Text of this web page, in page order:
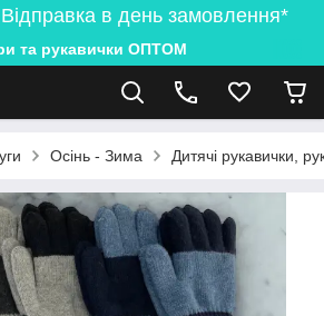
в день замовлення*
та рукавички ОПТОМ
Осінь - Зима Дитячі рукавички,